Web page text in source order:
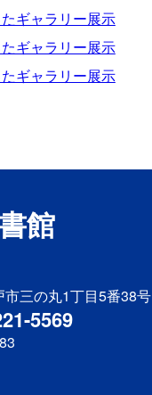
ギャラリー展示
ギャラリー展示
ギャラリー展示
館
市三の丸1丁目5番38号
5569